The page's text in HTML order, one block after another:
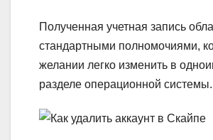
Полученная учетная запись
стандартными полномочиями,
желании легко изменить в
разделе операционной системы.